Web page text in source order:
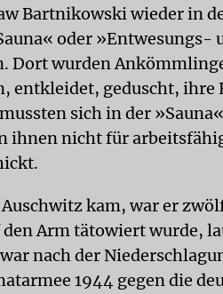
Bartnikowski wieder in
oder »Entwesungs-
Dort wurden
entkleidet, geduscht, ihre
sich in der
ihnen nicht für
kam, war er
Arm tätowiert wurde,
nach der
1944 gegen die